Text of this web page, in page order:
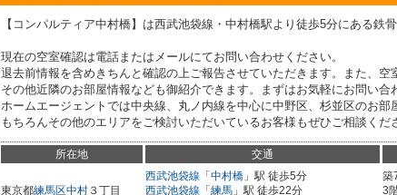
【コンパルティア中村橋】は西武池袋線・中村橋駅より徒歩5分にある鉄
現在の空室確認は電話またはメールにてお問い合わせください。
退去前情報を含めきちんと確認の上ご報告させていただきます。また、空
その他近隣のお部屋情報なども御紹介できます。まずはお気軽にお問い合
ホームエージェントでは中央線、丸ノ内線を中心に中野区、杉並区のお部
もちろんその他のエリアをご検討いただいているお客様もぜひご相談くだ
所在地 交通
東京都練馬区中村 ３丁目
西武池袋線 「 中村橋 」駅 徒歩5分
西武池袋線 「 練馬 」駅 徒歩22分
築
3